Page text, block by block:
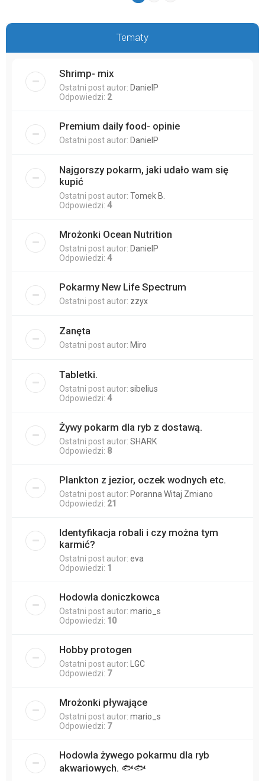
Tematy
Shrimp- mix
Ostatni post autor: DanielP
Odpowiedzi: 2
Premium daily food- opinie
Ostatni post autor: DanielP
Najgorszy pokarm, jaki udało wam się
kupić
Ostatni post autor: Tomek B.
Odpowiedzi: 4
Mrożonki Ocean Nutrition
Ostatni post autor: DanielP
Odpowiedzi: 4
Pokarmy New Life Spectrum
Ostatni post autor: zzyx
Zanęta
Ostatni post autor: Miro
Tabletki.
Ostatni post autor: sibelius
Odpowiedzi: 4
Żywy pokarm dla ryb z dostawą.
Ostatni post autor: SHARK
Odpowiedzi: 8
Plankton z jezior, oczek wodnych etc.
Ostatni post autor: Poranna Witaj Zmiano
Odpowiedzi: 21
Identyfikacja robali i czy można tym
karmić?
Ostatni post autor: eva
Odpowiedzi: 1
Hodowla doniczkowca
Ostatni post autor: mario_s
Odpowiedzi: 10
Hobby protogen
Ostatni post autor:
LGC
Odpowiedzi: 7
Mrożonki pływające
Ostatni post autor: mario_s
Odpowiedzi: 7
Hodowla żywego pokarmu dla ryb
akwariowych. 🐟🐟